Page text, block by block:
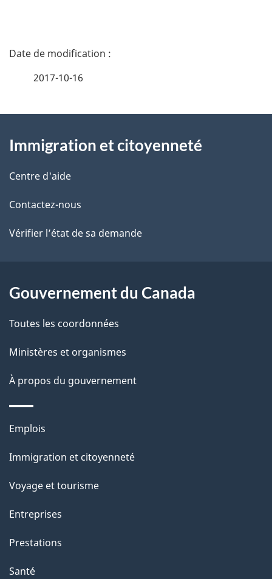
D
i
l
s
d
l
p
a
g
e
2017-10-16
propos
de
ce
site
Immigration et citoyenneté
Centre d'aide
Contactez-nous
Vérifier l’état de sa demande
Gouvernement du Canada
Toutes les coordonnées
Ministères et organismes
À propos du gouvernement
Thèmes
sujets
Emplois
Immigration et citoyenneté
Voyage et tourisme
Entreprises
Prestations
Santé